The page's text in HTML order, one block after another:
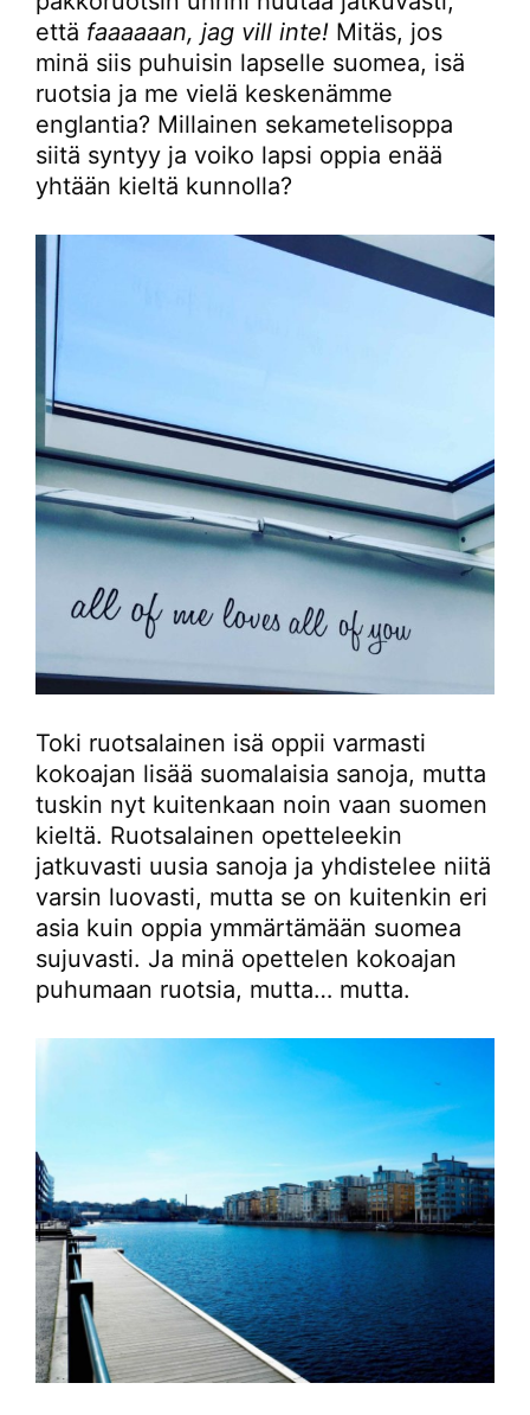
että faaaaaan, jag vill inte! Mitäs, jos
minä siis puhuisin lapselle suomea, isä
ruotsia ja me vielä keskenämme
englantia? Millainen sekametelisoppa
siitä syntyy ja voiko lapsi oppia enää
yhtään kieltä kunnolla?
Toki ruotsalainen isä oppii varmasti
kokoajan lisää suomalaisia sanoja, mutta
tuskin nyt kuitenkaan noin vaan suomen
kieltä. Ruotsalainen opetteleekin
jatkuvasti uusia sanoja ja yhdistelee niitä
varsin luovasti, mutta se on kuitenkin eri
asia kuin oppia ymmärtämään suomea
sujuvasti. Ja minä opettelen kokoajan
puhumaan ruotsia, mutta… mutta.